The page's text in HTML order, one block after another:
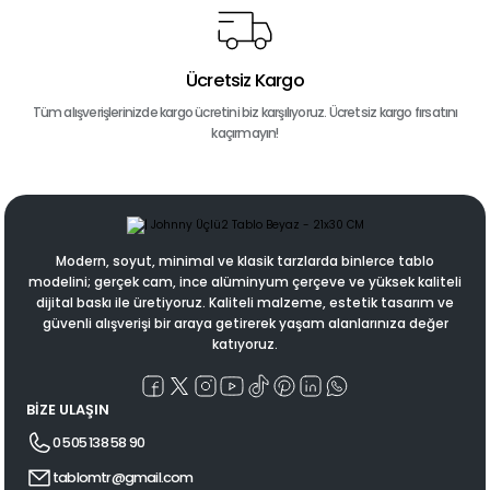
Ücretsiz Kargo
Tüm alışverişlerinizde kargo ücretini biz karşılıyoruz. Ücretsiz kargo fırsatını
kaçırmayın!
Modern, soyut, minimal ve klasik tarzlarda binlerce tablo
modelini; gerçek cam, ince alüminyum çerçeve ve yüksek kaliteli
dijital baskı ile üretiyoruz. Kaliteli malzeme, estetik tasarım ve
güvenli alışverişi bir araya getirerek yaşam alanlarınıza değer
katıyoruz.
BİZE ULAŞIN
0 505 138 58 90
tablomtr@gmail.com